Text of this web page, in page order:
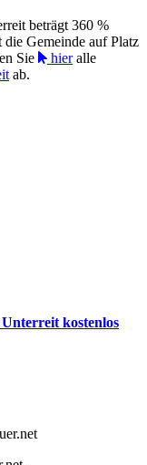
beträgt 360 %
Gemeinde auf Platz
Sie
hieralle
ab.
kostenlos